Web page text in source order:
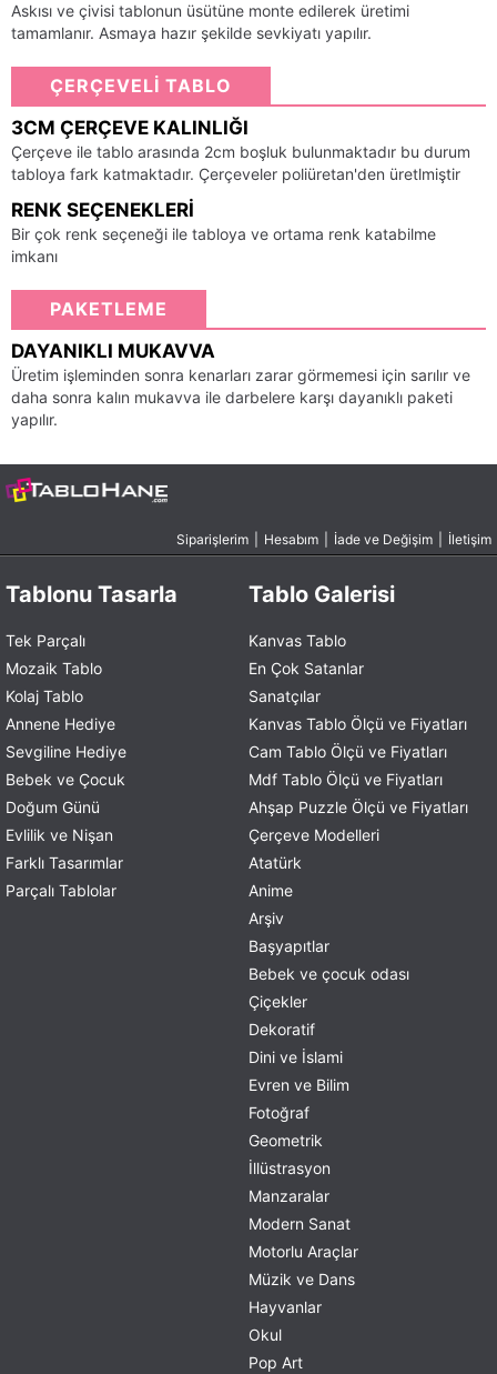
Askısı ve çivisi tablonun üsütüne monte edilerek üretimi
tamamlanır. Asmaya hazır şekilde sevkiyatı yapılır.
ÇERÇEVELİ TABLO
3CM ÇERÇEVE KALINLIĞI
Çerçeve ile tablo arasında 2cm boşluk bulunmaktadır bu durum
tabloya fark katmaktadır. Çerçeveler poliüretan'den üretlmiştir
RENK SEÇENEKLERI
Bir çok renk seçeneği ile tabloya ve ortama renk katabilme
imkanı
PAKETLEME
DAYANIKLI MUKAVVA
Üretim işleminden sonra kenarları zarar görmemesi için sarılır ve
daha sonra kalın mukavva ile darbelere karşı dayanıklı paketi
yapılır.
Siparişlerim Hesabım İade ve Değişim İletişim
Tablonu Tasarla
Tek Parçalı
Mozaik Tablo
Kolaj Tablo
Annene Hediye
Sevgiline Hediye
Bebek ve Çocuk
Doğum Günü
Evlilik ve Nişan
Farklı Tasarımlar
Parçalı Tablolar
Tablo Galerisi
Kanvas Tablo
En Çok Satanlar
Sanatçılar
Kanvas Tablo Ölçü ve Fiyatları
Cam Tablo Ölçü ve Fiyatları
Mdf Tablo Ölçü ve Fiyatları
Ahşap Puzzle Ölçü ve Fiyatları
Çerçeve Modelleri
Atatürk
Anime
Arşiv
Başyapıtlar
Bebek ve çocuk odası
Çiçekler
Dekoratif
Dini ve İslami
Evren ve Bilim
Fotoğraf
Geometrik
İllüstrasyon
Manzaralar
Modern Sanat
Motorlu Araçlar
Müzik ve Dans
Hayvanlar
Okul
Pop Art